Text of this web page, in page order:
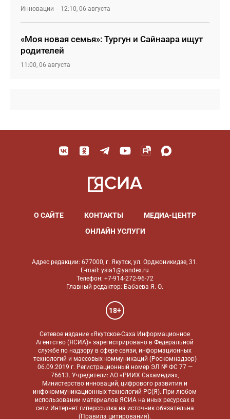
Инновации 12:10, 06 августа
«Моя новая семья»: Тургун и Сайнаара ищут
родителей
11:00, 06 августа
О САЙТЕ КОНТАКТЫ
МЕДИА-ЦЕНТР
ОНЛАЙН УСЛУГИ
Адрес редакции: 677000, г. Якутск, ул. Орджоникидзе, 31.
E-mail: ysia1@yandex.ru
Телефон: +7-914-272-96-72
Главный редактор: Бабаева Я. О.
18+
Сетевое издание «Якутское-Саха Информационное
Агентство (ЯСИА)» зарегистрировано в Федеральной
службе по надзору в сфере связи, информационных
технологий и массовых коммуникаций (Роскомнадзор)
06.09.2019 г. Регистрационный номер ЭЛ № ФС 77 —
76613. Учредители: АО «РИИХ Сахамедиа»,
Министерство инноваций, цифрового развития и
инфокоммуникационных технологий РС(Я). При любом
использовании материалов ЯСИА на иных ресурсах в
сети Интернет гиперссылка на источник обязательна
(Правила цитирования).